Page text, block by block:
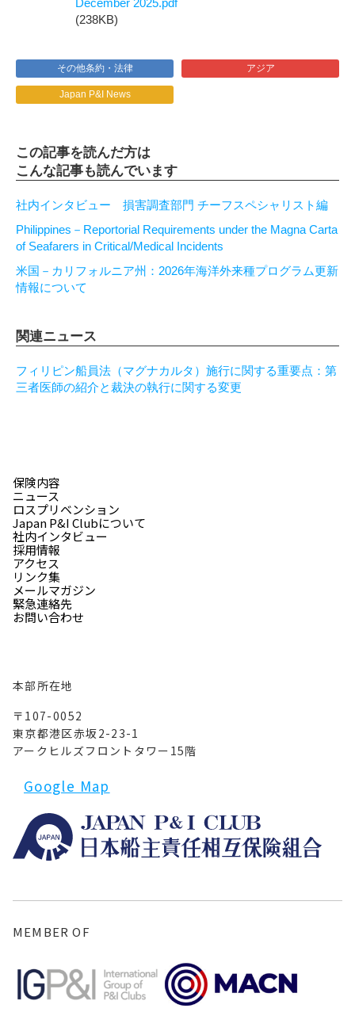
December 2025.pdf
(238KB)
その他条約・法律 アジア
Japan P&I News
この記事を読んだ方は
こんな記事も読んでいます
社内インタビュー 損害調査部門 チーフスペシャリスト編
Philippines－Reportorial Requirements under the Magna Carta
of Seafarers in Critical/Medical Incidents
米国－カリフォルニア州：2026年海洋外来種プログラム更新
情報について
関連ニュース
フィリピン船員法（マグナカルタ）施行に関する重要点：第
三者医師の紹介と裁決の執行に関する変更
本部所在地
〒107-0052
東京都港区赤坂2-23-1
アークヒルズフロントタワー15階
Google Map
保険内容
社内インタビュー
緊急連絡先
ニュース
採用情報
リンク集
ロスプリベンション
アクセス
メールマガジン
Japan P&I Clubについて
お問い合わせ
MEMBER OF